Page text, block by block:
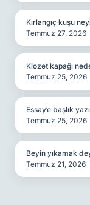
Kırlangıç kuşu
Temmuz 27, 2026
Klozet kapağı
Temmuz 25, 2026
Essay’e başlık
Temmuz 25, 2026
Beyin yıkamak
Temmuz 21, 2026